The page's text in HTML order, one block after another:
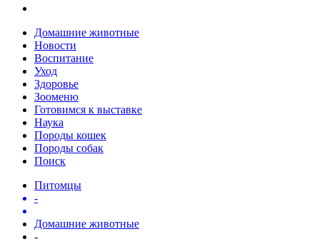
Домашние животные
Новости
Воспитание
Уход
Здоровье
Зооменю
Готовимся к выставке
Наука
Породы кошек
Породы собак
Поиск
Питомцы
-
Домашние животные
-